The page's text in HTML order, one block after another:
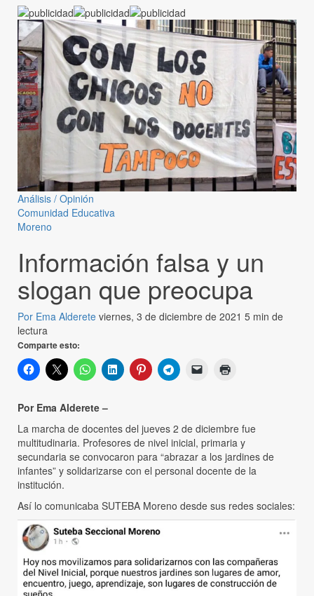
Análisis / Opinión
Comunidad Educativa
Moreno
Información falsa y un
slogan que preocupa
Por Ema Alderete viernes, 3 de diciembre de 2021 5 min de
lectura
Comparte esto:
Por Ema Alderete –
La marcha de docentes del jueves 2 de diciembre fue
multitudinaria. Profesores de nivel inicial, primaria y
secundaria se convocaron para “abrazar a los jardines de
infantes” y solidarizarse con el personal docente de la
institución.
Así lo comunicaba SUTEBA Moreno desde sus redes sociales: